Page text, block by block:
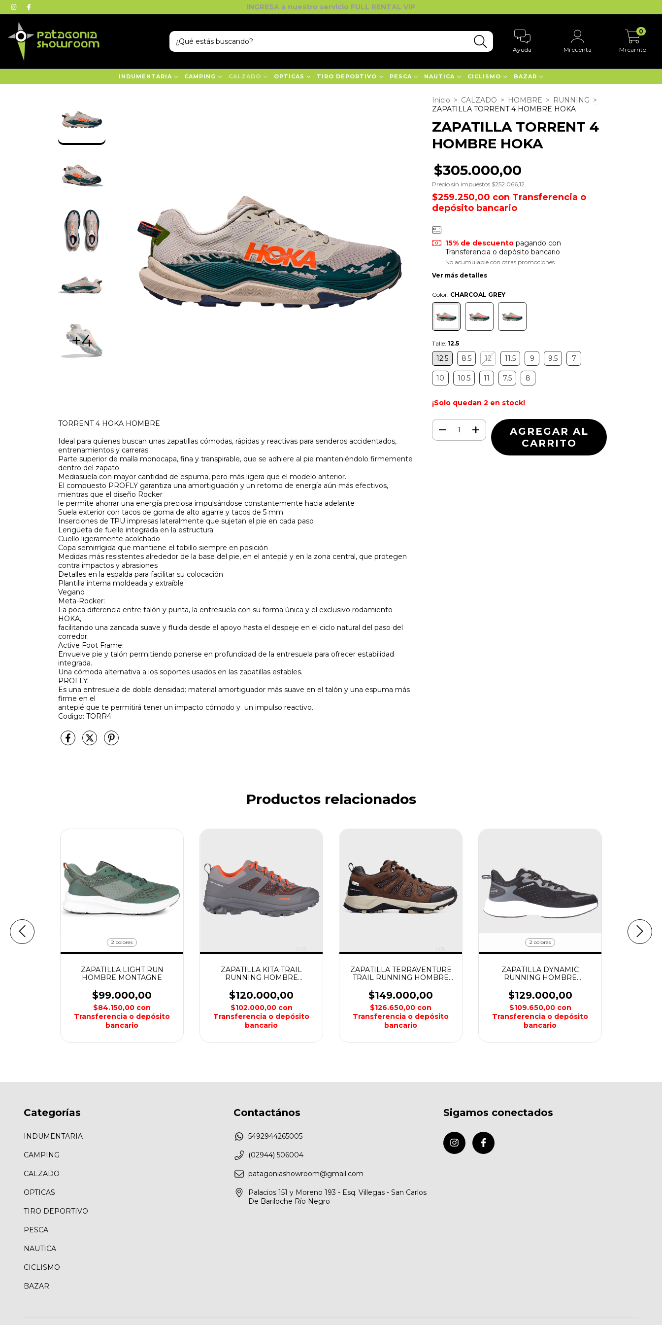
INGRESA a nuestro servicio FULL RENTAL VIP
Ayuda Mi cuenta Mi carrito
0
INDUMENTARIA CAMPING CALZADO OPTICAS TIRO DEPORTIVO PESCA NAUTICA CICLISMO BAZAR
+4
TORRENT 4 HOKA HOMBRE
Ideal para quienes buscan unas zapatillas cómodas, rápidas y reactivas para senderos accidentados,
entrenamientos y carreras
Parte superior de malla monocapa, fina y transpirable, que se adhiere al pie manteniéndolo firmemente
dentro del zapato
Mediasuela con mayor cantidad de espuma, pero más ligera que el modelo anterior.
El compuesto PROFLY garantiza una amortiguación y un retorno de energía aún más efectivos,
mientras que el diseño Rocker
le permite ahorrar una energía preciosa impulsándose constantemente hacia adelante
Suela exterior con tacos de goma de alto agarre y tacos de 5 mm
Inserciones de TPU impresas lateralmente que sujetan el pie en cada paso
Lengüeta de fuelle integrada en la estructura
Cuello ligeramente acolchado
Copa semirrígida que mantiene el tobillo siempre en posición
Medidas más resistentes alrededor de la base del pie, en el antepié y en la zona central, que protegen
contra impactos y abrasiones
Detalles en la espalda para facilitar su colocación
Plantilla interna moldeada y extraíble
Vegano
Meta-Rocker:
La poca diferencia entre talón y punta, la entresuela con su forma única y el exclusivo rodamiento
HOKA,
facilitando una zancada suave y fluida desde el apoyo hasta el despeje en el ciclo natural del paso del
corredor.
Active Foot Frame:
Envuelve pie y talón permitiendo ponerse en profundidad de la entresuela para ofrecer estabilidad
integrada.
Una cómoda alternativa a los soportes usados en las zapatillas estables.
PROFLY:
Es una entresuela de doble densidad: material amortiguador más suave en el talón y una espuma más
firme en el
antepié que te permitirá tener un impacto cómodo y un impulso reactivo.
Codigo: TORR4
Inicio > CALZADO > HOMBRE > RUNNING >
ZAPATILLA TORRENT 4 HOMBRE HOKA
ZAPATILLA TORRENT 4
HOMBRE HOKA
$305.000,00
Precio sin impuestos $252.066,12
$259.250,00 con Transferencia o
depósito bancario
15% de descuentopagando con
Transferencia o depósito bancario
No acumulable con otras promociones
Ver más detalles
Color: CHARCOAL GREY
Talle: 12.5
12.5 8.5 12 11.5 9 9.5 7
10 10.5 11 7.5 8
¡Solo quedan 2 en stock!
Productos relacionados
2 colores
ZAPATILLA LIGHT RUN
HOMBRE MONTAGNE
$99.000,00
$84.150,00 con
Transferencia o depósito
bancario
ZAPATILLA KITA TRAIL
RUNNING HOMBRE
$120.000,00
$102.000,00 con
Transferencia o depósito
bancario
ZAPATILLA TERRAVENTURE
TRAIL RUNNING HOMBRE
$149.000,00
$126.650,00 con
Transferencia o depósito
bancario
2 colores
ZAPATILLA DYNAMIC
RUNNING HOMBRE
$129.000,00
$109.650,00 con
Transferencia o depósito
bancario
Categorías
INDUMENTARIA
CAMPING
CALZADO
OPTICAS
TIRO DEPORTIVO
PESCA
NAUTICA
CICLISMO
BAZAR
Contactános
5492944265005
(02944) 506004
patagoniashowroom@gmail.com
Palacios 151 y Moreno 193 - Esq. Villegas - San Carlos
De Bariloche Río Negro
Sigamos conectados